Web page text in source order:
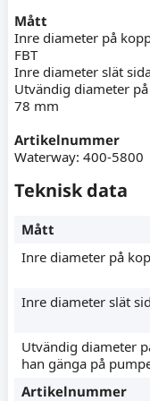
Mått
Inre diameter på
FBT
Inre diameter slät
Utvändig diameter
78 mm
Artikelnummer
Waterway: 400-5800
Teknisk data
Mått
Inre diameter på
Inre diameter slät
Utvändig diameter
han gänga på
Artikelnummer